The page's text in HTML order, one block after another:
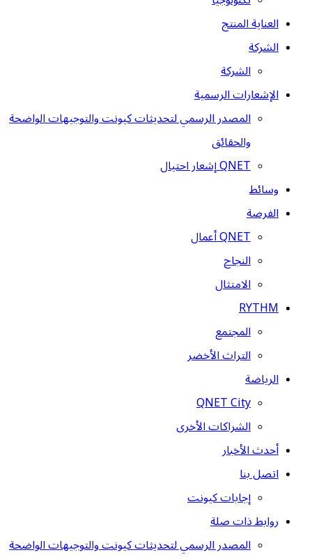
العناية المنتج
الشركة
الشركة
الإشعارات الرسمية
المصدر الرسمي لتحديثات كيونت والتوجيهات الواضحة
والحقائق
QNET إشعار احتيال
وسائط
الفرصة
QNET أعمال
النجاح
الامتثال
RYTHM
المجتمع
التراث الأخضر
الرياضة
QNET City
الشراكات الأخرى
أحدث الأخبار
اتصل بنا
إجابات كيونت
روابط ذات صلة
المصدر الرسمي لتحديثات كيونت والتوجيهات الواضحة